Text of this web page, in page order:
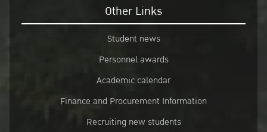
Other Links
Student news
Personnel awards
Academic calendar
Finance and Procurement Information
Recruiting new students